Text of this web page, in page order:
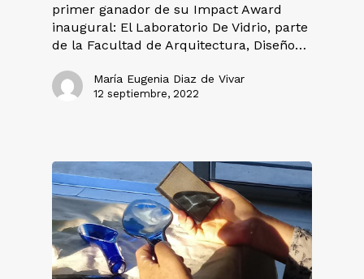
primer ganador de su Impact Award
inaugural: El Laboratorio De Vidrio, parte
de la Facultad de Arquitectura, Diseño…
María Eugenia Diaz de Vivar
12 septiembre, 2022